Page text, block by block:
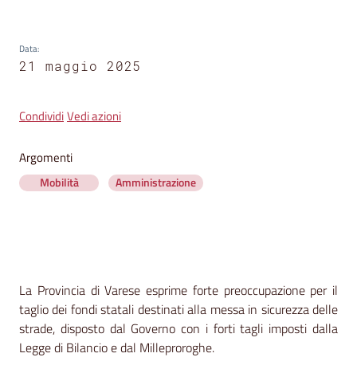
Seguici
su
Data:
21 maggio 2025
CondividiVedi azioni
Argomenti
Mobilità Amministrazione
Contenuto
La Provincia di Varese esprime forte preoccupazione per il
taglio dei fondi statali destinati alla messa in sicurezza delle
strade, disposto dal Governo con i forti tagli imposti dalla
Legge di Bilancio e dal Milleproroghe.